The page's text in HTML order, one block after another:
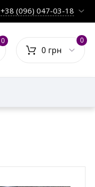
+38 (096) 047-03-18
0
0 грн
0